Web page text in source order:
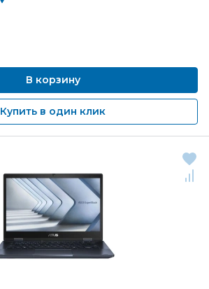
В корзину
Купить в один клик